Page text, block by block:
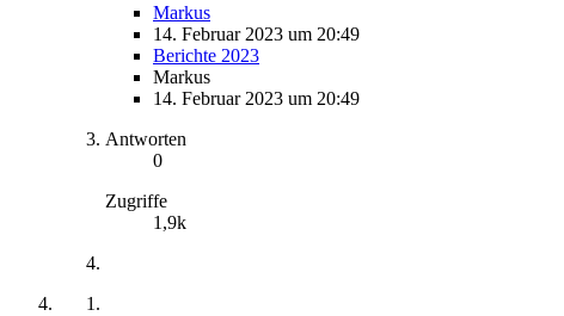
Markus
14. Februar 2023 um 20:49
Berichte 2023
Markus
14. Februar 2023 um 20:49
Antworten
0
Zugriffe
1,9k